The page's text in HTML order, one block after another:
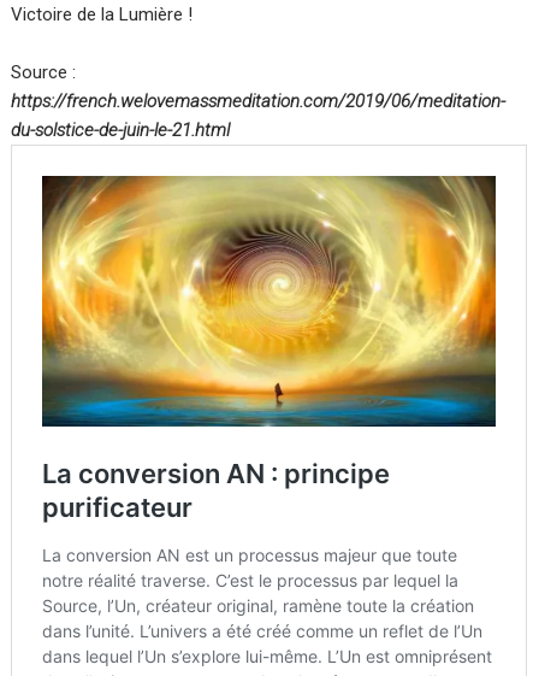
Victoire de la Lumière !
Source :
https://french.welovemassmeditation.com/2019/06/meditation-
du-solstice-de-juin-le-21.html